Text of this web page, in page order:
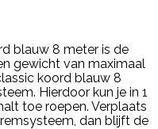
blauw 8 meter is de
gewicht van maximaal
koord blauw 8
Hierdoor kun je in 1
toe roepen. Verplaats
dan blijft de